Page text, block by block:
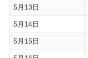
5月13日
5月14日
5月15日